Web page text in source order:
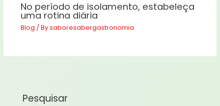
No período de isolamento, estabeleça
uma rotina diária
Blog / Bysaboresabergastronomia
Pesquisar